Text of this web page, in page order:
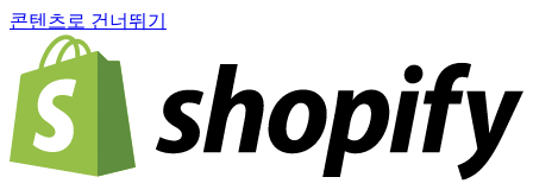
콘텐츠로 건너뛰기